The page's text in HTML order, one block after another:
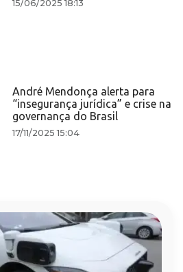
15/06/2025 18:13
André Mendonça alerta para
“insegurança jurídica” e crise na
governança do Brasil
17/11/2025 15:04